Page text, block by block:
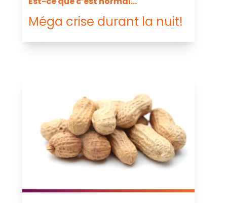
Méga crise durant la nuit!